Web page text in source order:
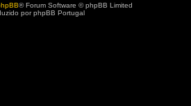
® Forum Software © phpBB Limited
por phpBB Portugal